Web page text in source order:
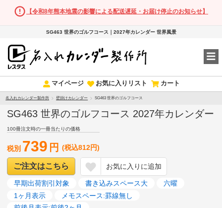
【令和8年熊本地震の影響による配送遅延・お届け停止のお知らせ】
SG463 世界のゴルフコース｜2027年カレンダー 世界風景
マイページ お気に入りリスト カート
名入れカレンダー製作所 壁掛けカレンダー SG463 世界のゴルフコース
SG463 世界のゴルフコース 2027年カレンダー
100冊注文時の一冊当たりの価格
税別 739 円 (税込812円)
ご注文はこちら お気に入りに追加
早期出荷割引対象 書き込みスペース大
六曜
1ヶ月表示
メモスペース:罫線無し